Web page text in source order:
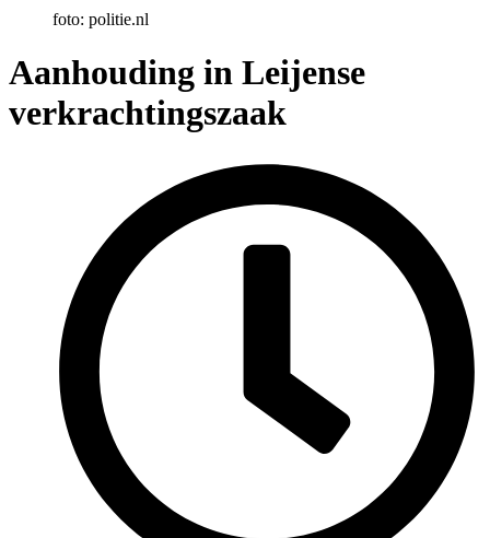
foto: politie.nl
Aanhouding in Leijense
verkrachtingszaak